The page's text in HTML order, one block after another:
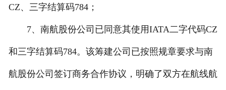
CZ、三字结算码784；
7、南航股份公司已同意其使用IATA二字代码CZ
和三字结算码784。该筹建公司已按照规章要求与南
航股份公司签订商务合作协议，明确了双方在航线航